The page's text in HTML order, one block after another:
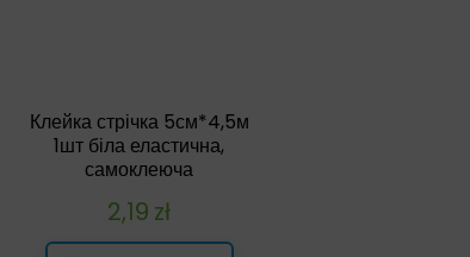
Клейка стрічка 5см*4,5м
1шт біла еластична,
самоклеюча
2,19 zł